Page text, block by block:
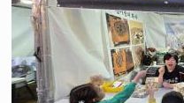
기후대응